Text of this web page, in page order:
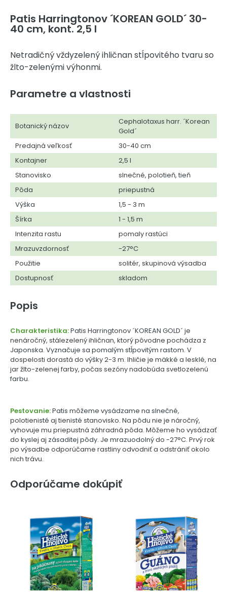
Patis Harringtonov ´KOREAN GOLD´ 30-
40 cm, kont. 2,5 l
Netradičný vždyzelený ihličnan stĺpovitého tvaru so
žlto-zelenými výhonmi.
Parametre a vlastnosti
Botanický názov
Cephalotaxus harr. ´Korean
Gold´
Predajná veľkosť
30-40 cm
Kontajner
2,5 l
Stanovisko
slnečné, polotieň, tieň
Pôda
priepustná
Výška
1,5 - 3 m
Šírka
1 - 1,5 m
Intenzita rastu
pomaly rastúci
Mrazuvzdornosť
-27°C
Použitie
solitér, skupinová výsadba
Dostupnosť
skladom
Popis
Charakteristika:Patis Harringtonov ´KOREAN GOLD´ je
nenáročný, stálezelený ihličnan, ktorý pôvodne pochádza z
Japonska. Vyznačuje sa pomalým stĺpovitým rastom. V
dospelosti dorastá do výšky 2-3 m. Ihličie je mäkké a lesklé, na
jar žlto-zelenej farby, počas sezóny nadobúda svetlozelenú
farbu.
Pestovanie:Patis môžeme vysádzame na slnečné,
polotienisté aj tienisté stanovisko. Na pôdu nie je náročný,
vyhovuje mu priepustná záhradná pôda. Môžeme ho vysádzať
do kyslej aj zásaditej pôdy. Je mrazuodolný do -27°C. Prvý rok
po výsadbe odporúčame rastliny odvodniť a odstrániť okolo
nich trávu.
Odporúčame dokúpiť